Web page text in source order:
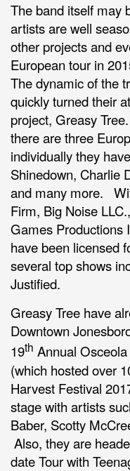
The band itself may
artists are well
other projects and
European tour in
The dynamic of the
quickly turned their
project, Greasy
there are three
individually they
Shinedown, Charlie
and many more.
Firm, Big Noise
Games Productions
have been licensed
several top shows
Justified.
Greasy Tree have
Downtown
19th Annual
(which hosted over
Harvest Festival
stage with artists
Baber, Scotty
Also, they are
date Tour with